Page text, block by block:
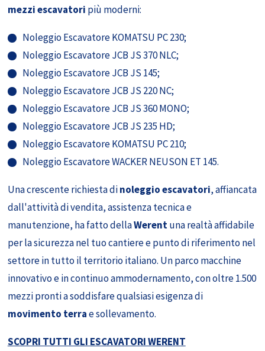
mezzi escavatori più moderni:
Noleggio Escavatore KOMATSU PC 230;
Noleggio Escavatore JCB JS 370 NLC;
Noleggio Escavatore JCB JS 145;
Noleggio Escavatore JCB JS 220 NC;
Noleggio Escavatore JCB JS 360 MONO;
Noleggio Escavatore JCB JS 235 HD;
Noleggio Escavatore KOMATSU PC 210;
Noleggio Escavatore WACKER NEUSON ET 145.
Una crescente richiesta dinoleggio escavatori, affiancata
dall'attività di vendita, assistenza tecnica e
manutenzione, ha fatto dellaWerentuna realtà affidabile
per la sicurezza nel tuo cantiere e punto di riferimento nel
settore in tutto il territorio italiano. Un parco macchine
innovativo e in continuo ammodernamento, con oltre 1.500
mezzi pronti a soddisfare qualsiasi esigenza di
movimento terrae sollevamento.
SCOPRI TUTTI GLI ESCAVATORI WERENT